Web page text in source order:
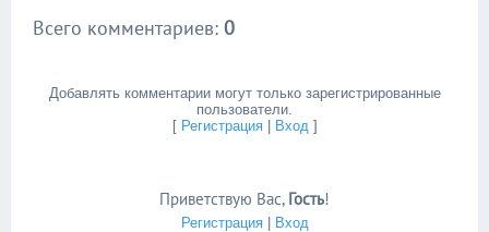
Всего комментариев: 0
Добавлять комментарии могут только зарегистрированные
пользователи.
[ Регистрация| Вход]
Приветствую Вас, Гость!
Регистрация| Вход